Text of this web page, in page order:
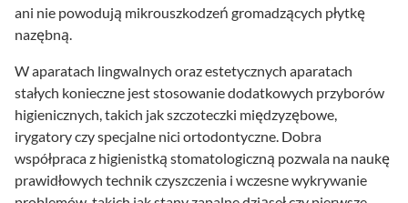
ani nie powodują mikrouszkodzeń gromadzących płytkę
nazębną.
W aparatach lingwalnych oraz estetycznych aparatach
stałych konieczne jest stosowanie dodatkowych przyborów
higienicznych, takich jak szczoteczki międzyzębowe,
irygatory czy specjalne nici ortodontyczne. Dobra
współpraca z higienistką stomatologiczną pozwala na naukę
prawidłowych technik czyszczenia i wczesne wykrywanie